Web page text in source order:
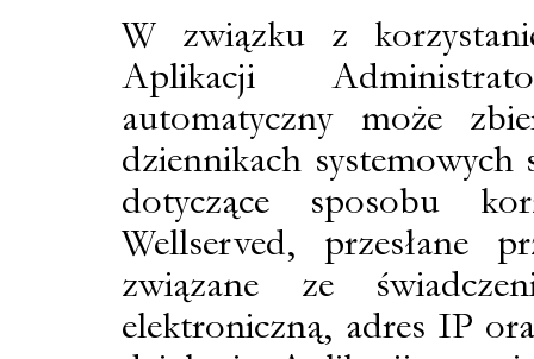
W związku z
Aplikacji
automatyczny może
dziennikach systemowych
dotyczące sposobu
Wellserved, przesłane
związane ze
elektroniczną, adres IP